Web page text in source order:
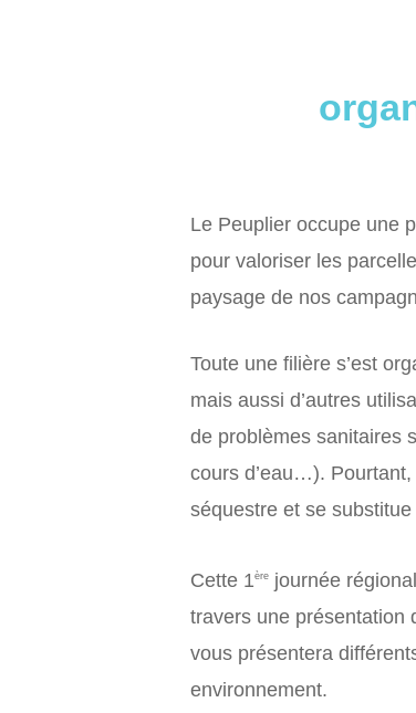
Le Peuplier occupe une
pour valoriser les
paysage de nos
Toute une filière s’est
mais aussi d’autres
de problèmes sanitaires
cours d’eau…).
séquestre et se
Cette 1ère journée
travers une présentation
vous présentera
environnement.